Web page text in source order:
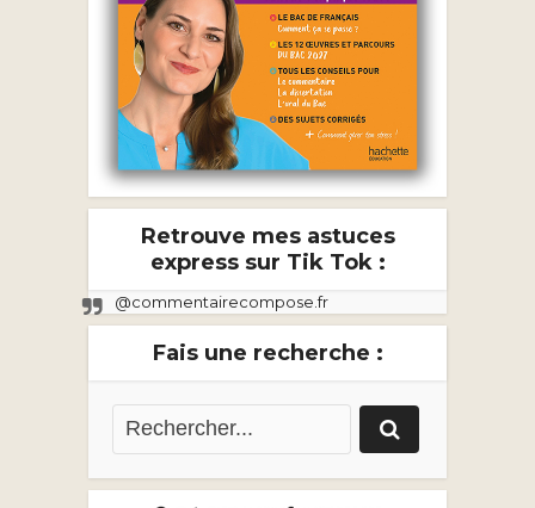
Retrouve mes astuces
express sur Tik Tok :
@commentairecompose.fr
Fais une recherche :